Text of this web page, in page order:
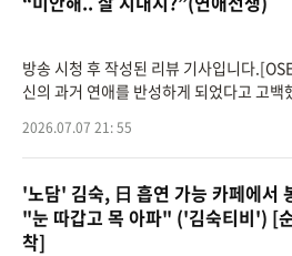
방송 시청 후 작성된 리뷰 기사입니다
신의 과거 연애를 반성하게 되었다고 고
라는 정반
2026.07.07 21: 55
'노담' 김숙, 日 흡연 가능 카페에서
"눈 따갑고 목 아파" ('김숙티비') [
착]